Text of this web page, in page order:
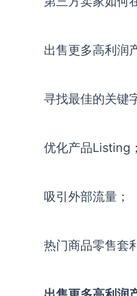
出售更多高利润
寻找最佳的关键
优化产品Listing；
吸引外部流量；
热门商品零售套